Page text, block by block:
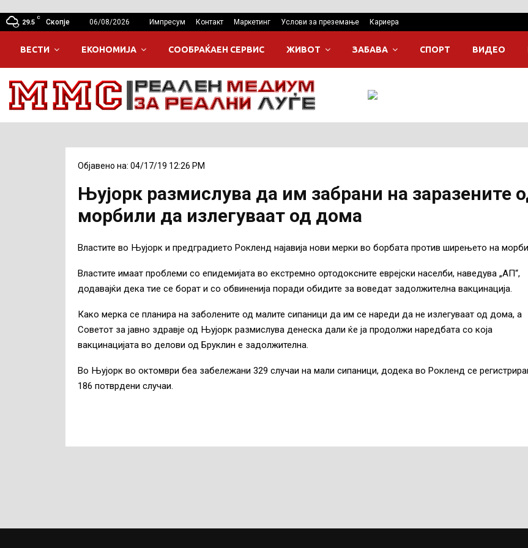
29.5
C
Скопје 06/08/2026 Импресум Контакт Маркетинг Услови за преземање Кариера
ВЕСТИ ЕКОНОМИЈА СООБРАЌАЕН СЕРВИС ЖИВОТ ЗАБАВА СПОРТ ВИДЕО
Објавено на: 04/17/19 12:26 PM
Њујорк размислува да им забрани на заразените
морбили да излегуваат од дома
Властите во Њујорк и предградието Рокленд најавија нови мерки во борбата против ширењето на
Властите имаат проблеми со епидемијата во екстремно ортодоксните еврејски населби, наведува „АП“,
додавајќи дека тие се борат и со обвиненија поради обидите за воведат задолжителна вакцинација.
Како мерка се планира на заболените од малите сипаници да им се нареди да не излегуваат од дома, а
Советот за јавно здравје од Њујорк размислува денеска дали ќе ја продолжи наредбата со која
вакцинацијата во делови од Бруклин е задолжителна.
Во Њујорк во октомври беа забележани 329 случаи на мали сипаници, додека во Рокленд се
186 потврдени случаи.